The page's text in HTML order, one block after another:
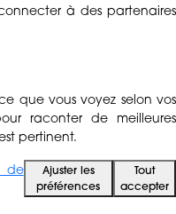
à des partenaires
que vous voyez selon vos
raconter de meilleures
pertinent.
Ajuster les
préférences
Tout
accepter